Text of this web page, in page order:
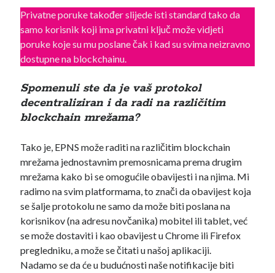
Privatne poruke također slijede isti standard tako da
samo korisnik koji ima privatni ključ može vidjeti
poruke koje su mu poslane čak i kad su svima neizravno
dostupne na blockchainu.
Spomenuli ste da je vaš protokol
decentraliziran i da radi na različitim
blockchain mrežama?
Tako je, EPNS može raditi na različitim blockchain
mrežama jednostavnim premosnicama prema drugim
mrežama kako bi se omogućile obavijesti i na njima. Mi
radimo na svim platformama, to znači da obavijest koja
se šalje protokolu ne samo da može biti poslana na
korisnikov (na adresu novčanika) mobitel ili tablet, već
se može dostaviti i kao obavijest u Chrome ili Firefox
pregledniku, a može se čitati u našoj aplikaciji.
Nadamo se da će u budućnosti naše notifikacije biti